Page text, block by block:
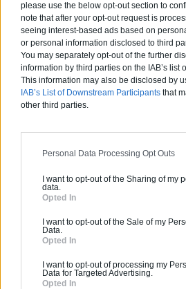
please use the below opt-out section to
note that after your opt-out request is
seeing interest-based ads based on
or personal information disclosed to third
You may separately opt-out of the further
information by third parties on the IAB’s list
This information may also be disclosed by
IAB’s List of Downstream Participants that
other third parties.
Personal Data Processing Opt Outs
I want to opt-out of the Sharing of my
data.
Opted In
I want to opt-out of the Sale of my
Data.
Opted In
I want to opt-out of processing my
Data for Targeted Advertising.
Opted In
Ces articles
intéresser